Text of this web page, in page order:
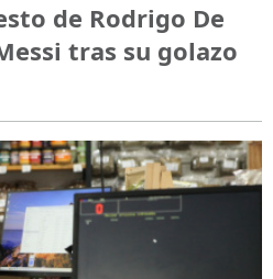
de Rodrigo De
tras su golazo